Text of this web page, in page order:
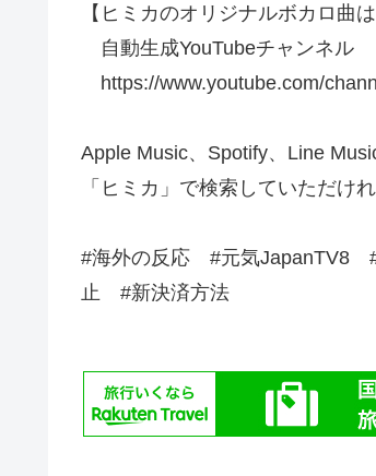
【ヒミカのオリジナルボカロ曲は
自動生成YouTubeチャンネル
https://www.youtube.com/
Apple Music、Spotify、Line
「ヒミカ」で検索していただけ
#海外の反応 #元気JapanTV8
止 #新決済方法